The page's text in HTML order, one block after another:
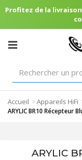
Profitez de la
Accueil >Appareils HiFi
ARYLIC BR10 Récepteur
ARYLIC